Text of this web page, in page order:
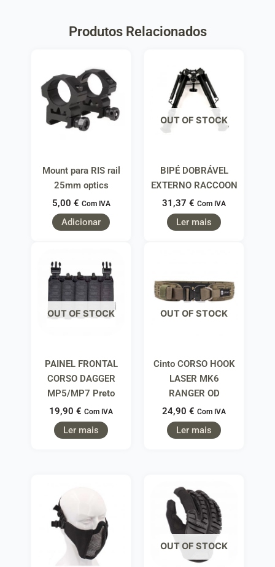
Produtos Relacionados
Mount para RIS rail
25mm optics
5,00 € Com IVA
Adicionar
OUT OF STOCK
BIPÉ DOBRÁVEL
EXTERNO RACCOON
31,37 € Com IVA
Ler mais
OUT OF STOCK
PAINEL FRONTAL
CORSO DAGGER
MP5/MP7 Preto
19,90 € Com IVA
Ler mais
OUT OF STOCK
Cinto CORSO HOOK
LASER MK6
RANGER OD
24,90 € Com IVA
Ler mais
OUT OF STOCK